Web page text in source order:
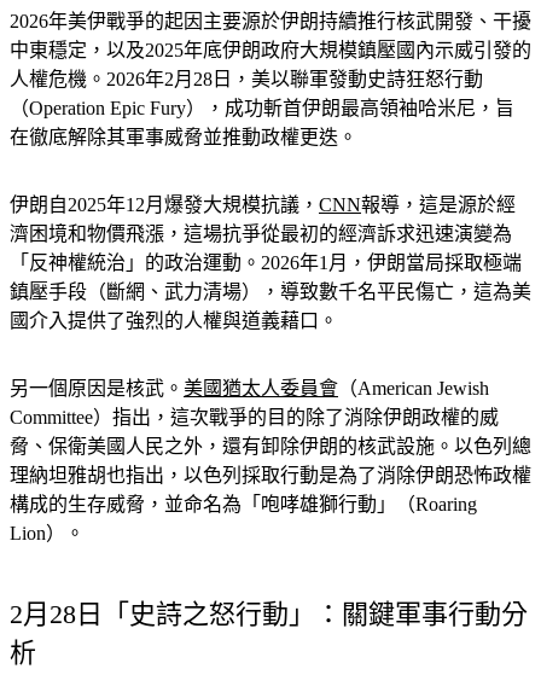
2026年美伊戰爭的起因主要源於伊朗持續推行核武開發、干擾
中東穩定，以及2025年底伊朗政府大規模鎮壓國內示威引發的
人權危機。2026年2月28日，美以聯軍發動史詩狂怒行動
（Operation Epic Fury），成功斬首伊朗最高領袖哈米尼，旨
伊朗自2025年12月爆發大規模抗議，CNN報導，這是源於經
濟困境和物價飛漲，這場抗爭從最初的經濟訴求迅速演變為
「反神權統治」的政治運動。2026年1月，伊朗當局採取極端
鎮壓手段（斷網、武力清場），導致數千名平民傷亡，這為美
另一個原因是核武。美國猶太人委員會（American Jewish
Committee）指出，這次戰爭的目的除了消除伊朗政權的威
脅、保衛美國人民之外，還有卸除伊朗的核武設施。以色列總
理納坦雅胡也指出，以色列採取行動是為了消除伊朗恐怖政權
構成的生存威脅，並命名為「咆哮雄獅行動」（Roaring
2月28日「史詩之怒行動」：關鍵軍事行動分